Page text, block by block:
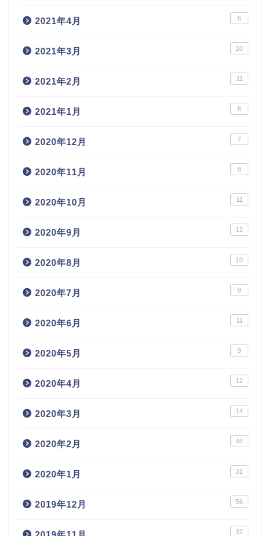
2021年4月 6
2021年3月 10
2021年2月 11
2021年1月 6
2020年12月 7
2020年11月 8
2020年10月 11
2020年9月 12
2020年8月 10
2020年7月 9
2020年6月 11
2020年5月 9
2020年4月 12
2020年3月 14
2020年2月 44
2020年1月 31
2019年12月 56
32